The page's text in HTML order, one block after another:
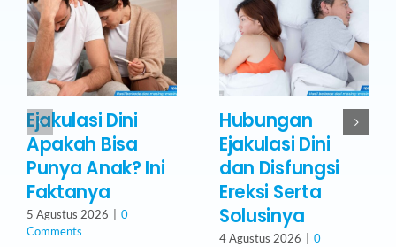
Ejakulasi Dini
Apakah Bisa
Punya Anak? Ini
Faktanya
5 Agustus 2026
0
Comments
Hubungan
Ejakulasi Dini
dan Disfungsi
Ereksi Serta
Solusinya
4 Agustus 2026
0